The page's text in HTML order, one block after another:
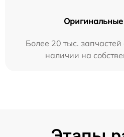
Оригинальные
Более 20 тыс.
наличии на